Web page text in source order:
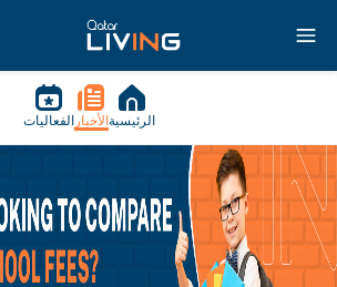
الرئيسية الأخبار الفعاليات